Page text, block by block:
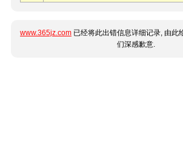
www.365jz.com 已经将此出错信息详细记录, 由此
们深感歉意.